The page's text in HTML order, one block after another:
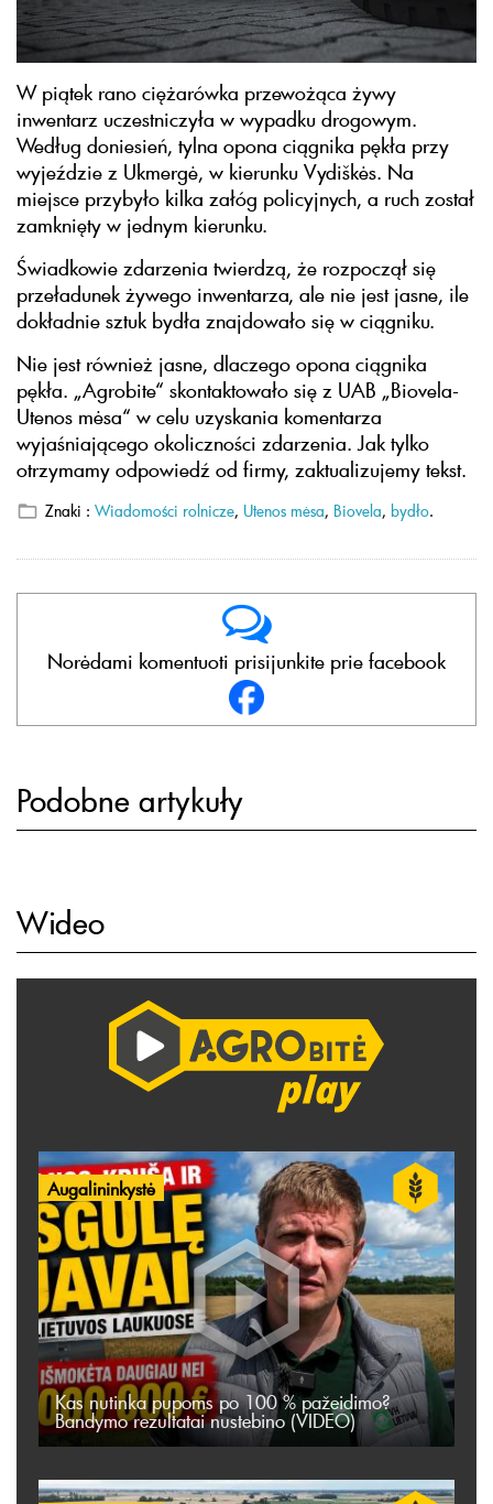
W piątek rano ciężarówka przewożąca żywy
inwentarz uczestniczyła w wypadku drogowym.
Według doniesień, tylna opona ciągnika pękła przy
wyjeździe z Ukmergė, w kierunku Vydiškės. Na
miejsce przybyło kilka załóg policyjnych, a ruch został
zamknięty w jednym kierunku.
Świadkowie zdarzenia twierdzą, że rozpoczął się
przeładunek żywego inwentarza, ale nie jest jasne, ile
dokładnie sztuk bydła znajdowało się w ciągniku.
Nie jest również jasne, dlaczego opona ciągnika
pękła. „Agrobite“ skontaktowało się z UAB „Biovela-
Utenos mėsa“ w celu uzyskania komentarza
wyjaśniającego okoliczności zdarzenia. Jak tylko
otrzymamy odpowiedź od firmy, zaktualizujemy tekst.
Znaki : Wiadomości rolnicze, Utenos mėsa, Biovela, bydło.
Norėdami komentuoti prisijunkite prie facebook
Podobne artykuły
Wideo
Augalininkystė
Kas nutinka pupoms po 100 % pažeidimo?
Bandymo rezultatai nustebino (VIDEO)